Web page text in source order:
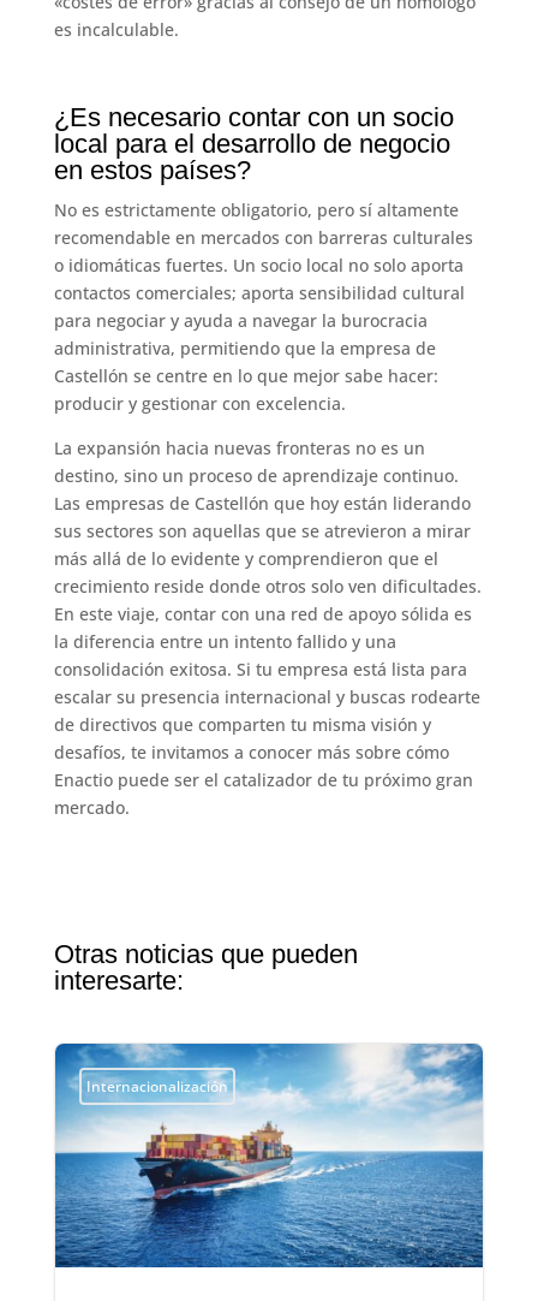
es incalculable.
¿Es necesario contar con un socio
local para el desarrollo de negocio
en estos países?
No es estrictamente obligatorio, pero sí altamente
recomendable en mercados con barreras culturales
o idiomáticas fuertes. Un socio local no solo aporta
contactos comerciales; aporta sensibilidad cultural
para negociar y ayuda a navegar la burocracia
administrativa, permitiendo que la empresa de
Castellón se centre en lo que mejor sabe hacer:
producir y gestionar con excelencia.
La expansión hacia nuevas fronteras no es un
destino, sino un proceso de aprendizaje continuo.
Las empresas de Castellón que hoy están liderando
sus sectores son aquellas que se atrevieron a mirar
más allá de lo evidente y comprendieron que el
crecimiento reside donde otros solo ven dificultades.
En este viaje, contar con una red de apoyo sólida es
la diferencia entre un intento fallido y una
consolidación exitosa. Si tu empresa está lista para
escalar su presencia internacional y buscas rodearte
de directivos que comparten tu misma visión y
desafíos, te invitamos a conocer más sobre cómo
Enactio puede ser el catalizador de tu próximo gran
mercado.
Otras noticias que pueden
interesarte:
Internacionalización